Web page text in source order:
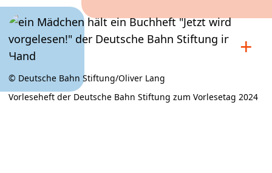
© Deutsche Bahn Stiftung/Oliver Lang
Vorleseheft der Deutsche Bahn Stiftung zum Vorlesetag 2024